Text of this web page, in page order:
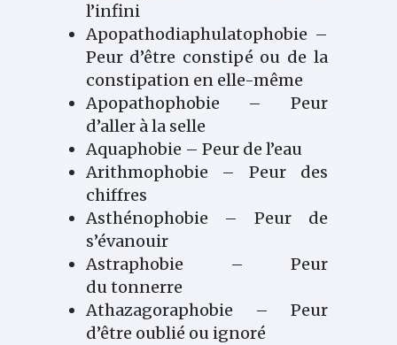
l’infini
Apopathodiaphulatophobie –
Peur d’être constipé ou de la
constipation en elle-même
Apopathophobie – Peur
d’aller à la selle
Aquaphobie – Peur de l’eau
Arithmophobie – Peur des
chiffres
Asthénophobie – Peur de
s’évanouir
Astraphobie – Peur
du tonnerre
Athazagoraphobie – Peur
d’être oublié ou ignoré